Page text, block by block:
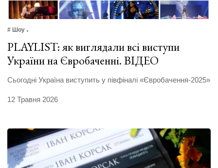
# Шоу
PLAYLIST: як виглядали всі виступи
України на Євробаченні. ВІДЕО
Сьогодні Україна виступить у півфіналі «Євробачення-2025»
12 Травня 2026